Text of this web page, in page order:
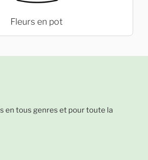
Fleurs en pot
en tous genres et pour toute la